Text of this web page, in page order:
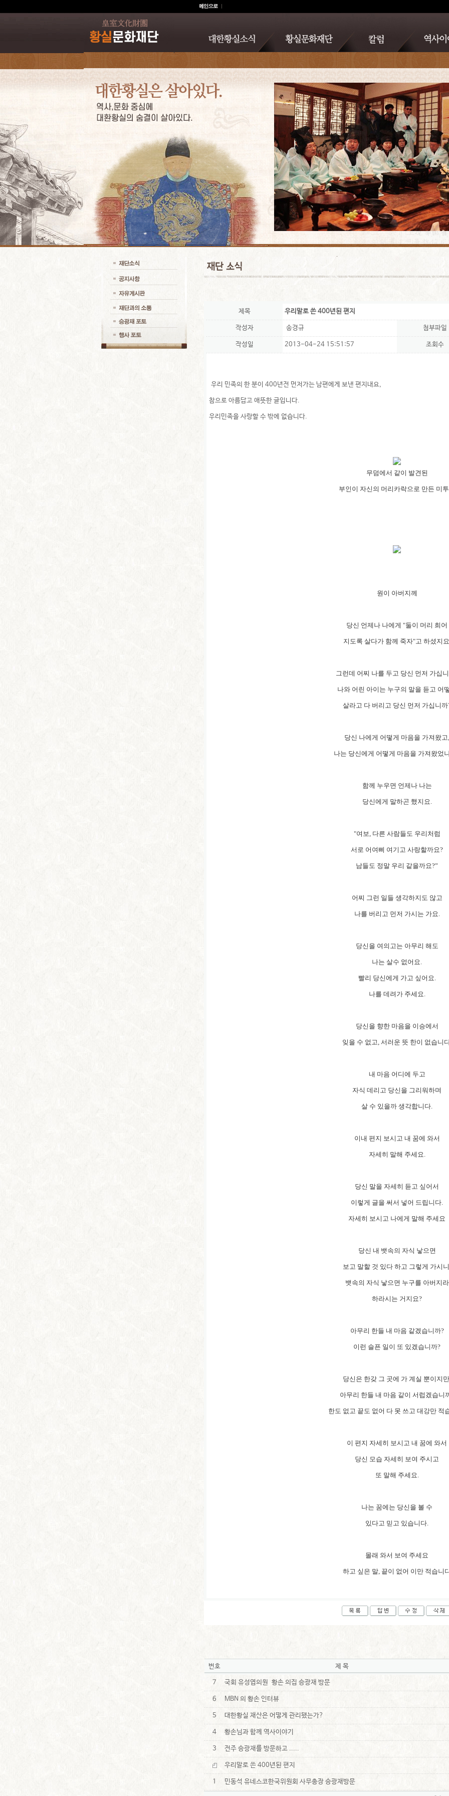
제목 우리말로 쓴 400년된 편지
작성자 송경규 첨부파일
작성일 2013-04-24 15:51:57 조회수
우리 민족의 한 분이 400년전 먼저가는 남편에게 보낸 편지내요,
참으로 아름답고 애뜻한 글입니다.
우리민족을 사랑할 수 밖에 없습니다.
무덤에서 같이 발견된
부인이 자신의 머리카락으로 만든 미
원이 아버지께
당신 언제나 나에게 "둘이 머리 희어
지도록 살다가 함께 죽자"고 하셨지
그런데 어찌 나를 두고 당신 먼저 가십
나와 어린 아이는 누구의 말을 듣고 어
살라고 다 버리고 당신 먼저 가십니까
당신 나에게 어떻게 마음을 가져왔고,
나는 당신에게 어떻게 마음을 가져왔었
함께 누우면 언제나 나는
당신에게 말하곤 했지요.
"여보, 다른 사람들도 우리처럼
서로 어여삐 여기고 사랑할까요?
남들도 정말 우리 같을까요?”
어찌 그런 일들 생각하지도 않고
나를 버리고 먼저 가시는 가요.
당신을 여의고는 아무리 해도
나는 살수 없어요.
빨리 당신에게 가고 싶어요.
나를 데려가 주세요.
당신을 향한 마음을 이승에서
잊을 수 없고, 서러운 뜻 한이 없습니
내 마음 어디에 두고
자식 데리고 당신을 그리워하며
살 수 있을까 생각합니다.
이내 편지 보시고 내 꿈에 와서
자세히 말해 주세요.
당신 말을 자세히 듣고 싶어서
이렇게 글을 써서 넣어 드립니다.
자세히 보시고 나에게 말해 주세요
당신 내 뱃속의 자식 낳으면
보고 말할 것 있다 하고 그렇게 가시
뱃속의 자식 낳으면 누구를 아버지라
하라시는 거지요?
아무리 한들 내 마음 같겠습니까?
이런 슬픈 일이 또 있겠습니까?
당신은 한갖 그 곳에 가 계실 뿐이지
아무리 한들 내 마음 같이 서럽겠습니
한도 없고 끝도 없어 다 못 쓰고 대강만 적
이 편지 자세히 보시고 내 꿈에 와서
당신 모습 자세히 보여 주시고
또 말해 주세요.
나는 꿈에는 당신을 볼 수
있다고 믿고 있습니다.
몰래 와서 보여 주세요
하고 싶은 말, 끝이 없어 이만 적습니
번호 제 목
7 국회 유성엽의원 황손 의집 승광재 방문
6 MBN 의 황손 인터뷰
5 대한황실 재산은 어떻게 관리됐는가?
4 황손님과 함께 역사이야기
3 전주 승광재를 방문하고 .....
우리말로 쓴 400년된 편지
1 민동석 유네스코한국위원회 사무총장 승광재방문